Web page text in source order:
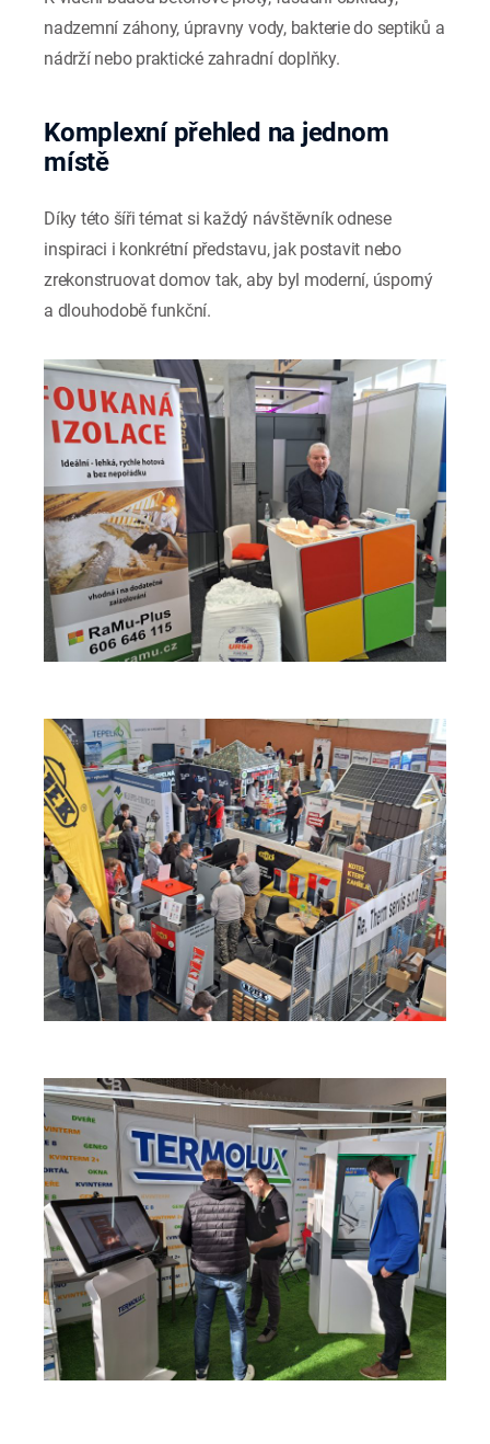
nadzemní záhony, úpravny vody, bakterie do septiků a
nádrží nebo praktické zahradní doplňky.
Komplexní přehled na jednom
místě
Díky této šíři témat si každý návštěvník odnese
inspiraci i konkrétní představu, jak postavit nebo
zrekonstruovat domov tak, aby byl moderní, úsporný
a dlouhodobě funkční.